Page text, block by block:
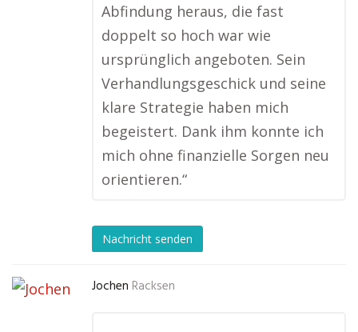
Abfindung heraus, die fast
doppelt so hoch war wie
ursprünglich angeboten. Sein
Verhandlungsgeschick und seine
klare Strategie haben mich
begeistert. Dank ihm konnte ich
mich ohne finanzielle Sorgen neu
orientieren.“
Nachricht senden
Jochen Racksen